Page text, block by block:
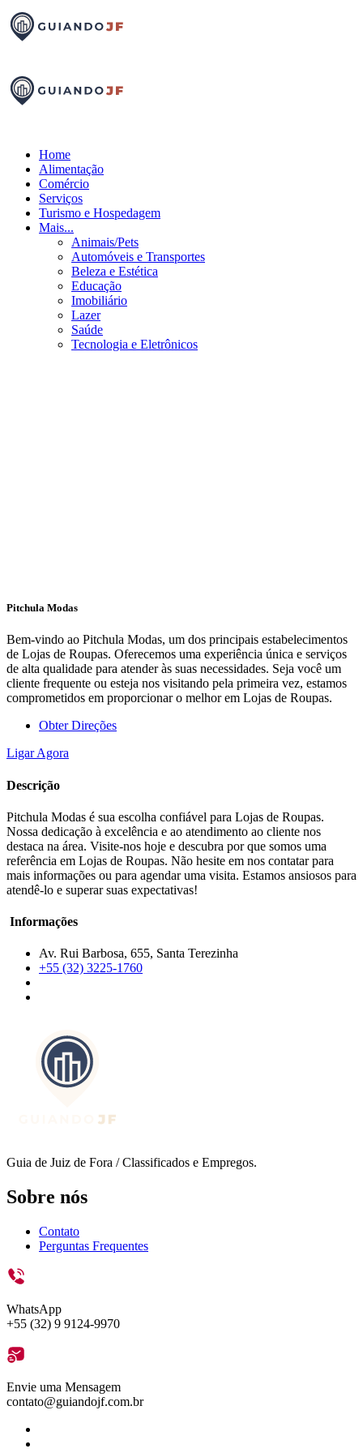
Home
Alimentação
Comércio
Serviços
Turismo e Hospedagem
Mais...
Animais/Pets
Automóveis e Transportes
Beleza e Estética
Educação
Imobiliário
Lazer
Saúde
Tecnologia e Eletrônicos
Pitchula Modas
Bem-vindo ao Pitchula Modas, um dos principais estabelecimentos
de Lojas de Roupas. Oferecemos uma experiência única e serviços
de alta qualidade para atender às suas necessidades. Seja você um
cliente frequente ou esteja nos visitando pela primeira vez, estamos
comprometidos em proporcionar o melhor em Lojas de Roupas.
Obter Direções
Ligar Agora
Descrição
Pitchula Modas é sua escolha confiável para Lojas de Roupas.
Nossa dedicação à excelência e ao atendimento ao cliente nos
destaca na área. Visite-nos hoje e descubra por que somos uma
referência em Lojas de Roupas. Não hesite em nos contatar para
mais informações ou para agendar uma visita. Estamos ansiosos para
atendê-lo e superar suas expectativas!
Informações
Av. Rui Barbosa, 655, Santa Terezinha
+55 (32) 3225-1760
Guia de Juiz de Fora / Classificados e Empregos.
Sobre nós
Contato
Perguntas Frequentes
WhatsApp
+55 (32) 9 9124-9970
Envie uma Mensagem
contato@guiandojf.com.br